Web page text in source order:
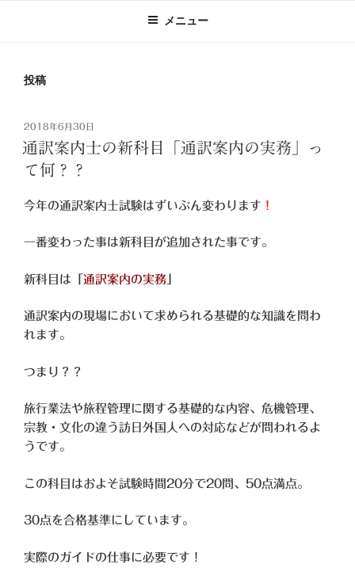
メニュー
投稿
投
稿
日:
2018年6月30日
通訳案内士の新科目「通訳案内の実務」っ
て何？？
今年の通訳案内士試験はずいぶん変わります ！
一番変わった事は新科目が追加された事です。
新科目は「 通訳案内の実務
通訳案内の現場において求められる基礎的な知識を問わ
れます。
つまり？？
旅行業法や旅程管理に関する基礎的な内容、危機管理、
宗教・ 文化の違う訪日外国人への対応などが問われるよ
うです。
この科目はおよそ試験時間20分で20問、50点満点。
30点を合格基準にしています。
実際のガイドの仕事に必要です！